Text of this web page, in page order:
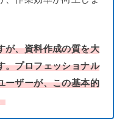
が、資料作成の質を大
。プロフェッショナル
ーザーが、この基本的